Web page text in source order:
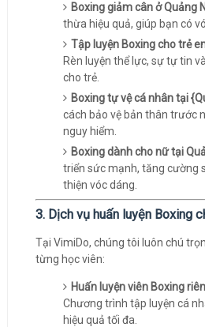
Boxing giảm cân ở Quảng
thừa hiệu quả, giúp bạn có
Tập luyện Boxing cho trẻ
Rèn luyện thể lực, sự tự tin
cho trẻ.
Boxing tự vệ cá nhân tại
cách bảo vệ bản thân trước
nguy hiểm.
Boxing dành cho nữ tại
triển sức mạnh, tăng cường
thiện vóc dáng.
3. Dịch vụ huấn luyện Boxing
Tại VimiDo, chúng tôi luôn chú
từng học viên:
Huấn luyện viên Boxing
Chương trình tập luyện cá
hiệu quả tối đa.